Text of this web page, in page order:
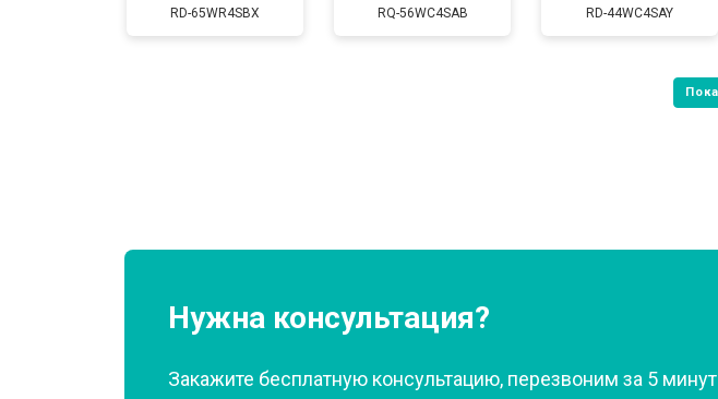
RD-65WR4SBX RQ-56WC4SAB RD-44WC4SAY
Нужна консультация?
Закажите бесплатную консультацию, перезвоним за 5 минут